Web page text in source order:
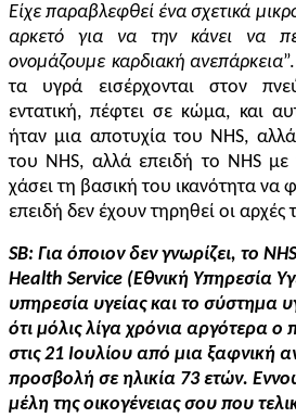
Είχε παραβλεφθεί ένα σχετικά
αρκετό για να την κάνει να
ονομάζουμε καρδιακή ανεπάρκεια
τα υγρά εισέρχονται στον
εντατική, πέφτει σε κώμα, και
ήταν μια αποτυχία του NHS,
του NHS, αλλά επειδή το NHS με
χάσει τη βασική του ικανότητα να
επειδή δεν έχουν τηρηθεί οι αρχές
SB: Για όποιον δεν γνωρίζει, το
Health Service (Εθνική Υπηρεσία
υπηρεσία υγείας και το σύστημα
ότι μόλις λίγα χρόνια αργότερα ο
στις 21 Ιουλίου από μια ξαφνική
προσβολή σε ηλικία 73 ετών.
μέλη της οικογένειας σου που